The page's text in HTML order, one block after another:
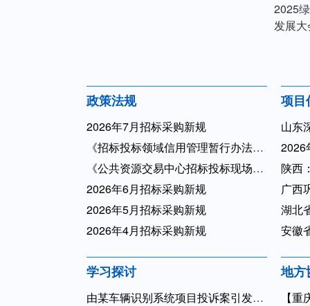
2025
发展大
政策法规
2026年7月招标采购新规
《招标投标领域信用管理暂行办法》 2026年第44号令
《公共资源交易中心招标投标现场管理暂行办法》2026年第43号令 ...
2026年6月招标采购新规
2026年5月招标采购新规
2026年4月招标采购新规
项目
山东
2026
陕西
广西
湖北
安徽
学习探讨
由某车辆识别系统项目投诉案引发的探讨
地方
【